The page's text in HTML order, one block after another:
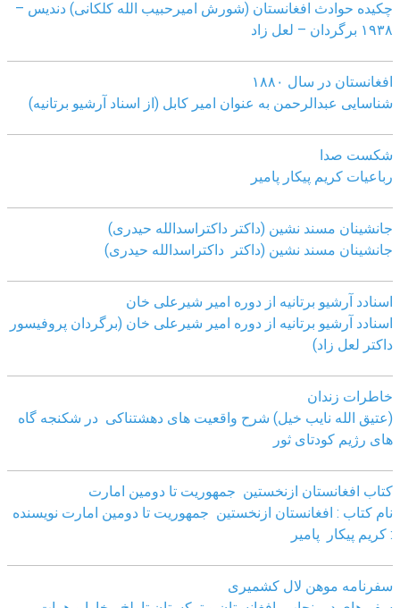
چکیده حوادث افغانستان (شورش امیرحبیب الله کلکانی) دندیس –
١٩٣٨ برگردان – لعل زاد
افغانستان در سال ۱۸۸۰
شناسایی عبدالرحمن به عنوان امیر کابل (از اسناد آرشیو برتانیه)
شکست صدا
رباعیات کریم پیکار پامیر
جانشینان مسند نشین (داکتر داکتراسدالله حیدری)
جانشینان مسند نشین (داکتر داکتراسدالله حیدری)
اسنادد آرشیو برتانیه از دوره امیر شیرعلی خان
اسنادد آرشیو برتانیه از دوره امیر شیرعلی خان (برگردان پروفیسور
داکتر لعل زاد)
خاطرات زندان
(عتیق الله نایب خیل) شرح واقعیت های دهشتناکی در شکنجه گاه
های رژیم کودتای ثور
کتاب افغانستان ازنخستین جمهوریت تا دومین امارت
نام کتاب : افغانستان ازنخستین جمهوریت تا دومین امارت نویسنده
: کریم پیکار پامیر
سفرنامه موهن لال کشمیری